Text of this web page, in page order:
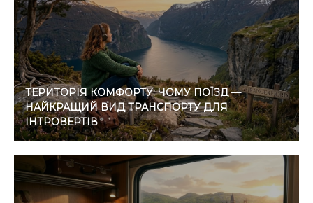
ТЕРИТОРІЯ КОМФОРТУ: ЧОМУ ПОЇЗД —
НАЙКРАЩИЙ ВИД ТРАНСПОРТУ ДЛЯ
ІНТРОВЕРТІВ